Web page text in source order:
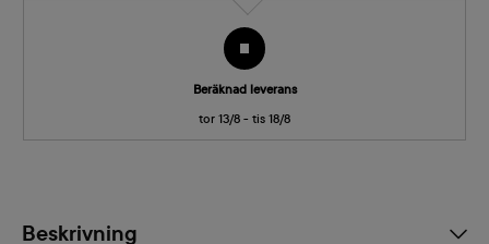
Beräknad leverans
tor 13/8 - tis 18/8
Beskrivning